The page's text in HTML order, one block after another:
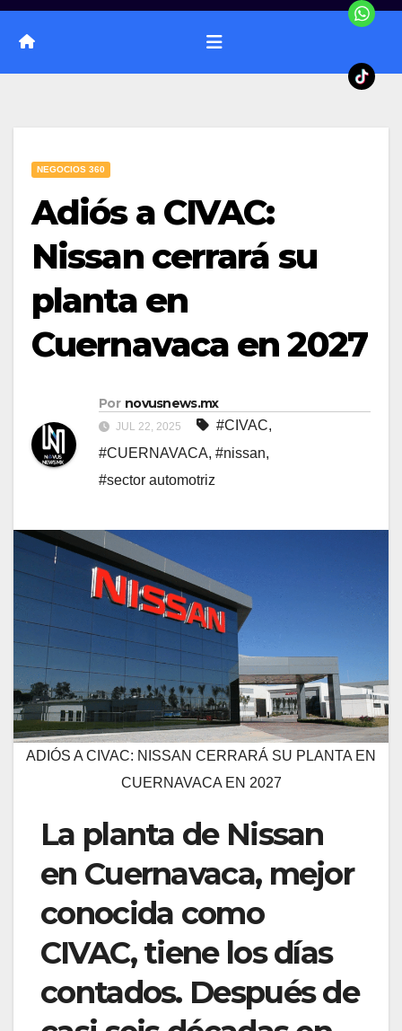
NEGOCIOS 360
Adiós a CIVAC:
Nissan cerrará su
planta en
Cuernavaca en 2027
Por novusnews.mx
JUL 22, 2025 #CIVAC,
#CUERNAVACA, #nissan,
#sector automotriz
ADIÓS A CIVAC: NISSAN CERRARÁ SU PLANTA EN
CUERNAVACA EN 2027
La planta de Nissan
en Cuernavaca, mejor
conocida como
CIVAC, tiene los días
contados. Después de